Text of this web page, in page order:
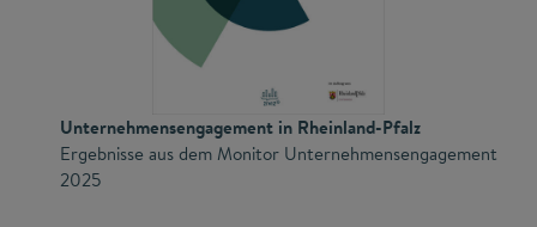
Unternehmensengagement in Rheinland-Pfalz
Ergebnisse aus dem Monitor Unternehmensengagement
2025